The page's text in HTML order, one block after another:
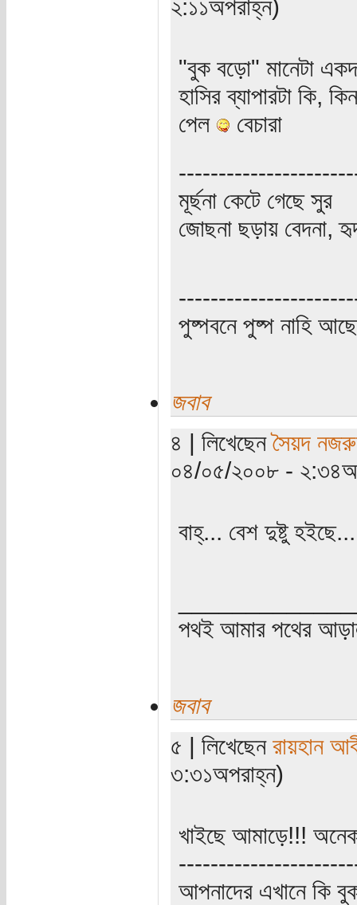
২:১১অপরাহ্ন)
"বুক বড়ো" মানেটা
হাসির ব্যাপারটা কি,
পেল
বেচারা
মূর্ছনা কেটে গেছে সুর
জোছনা ছড়ায় বেদনা,
পুষ্পবনে পুষ্প নাহি
জবাব
৪ | লিখেছেনসৈয়দ
০৪/০৫/২০০৮ -
বাহ্... বেশ দুষ্টু
পথই আমার পথের
জবাব
৫ | লিখেছেন রায়হান
৩:৩১অপরাহ্ন)
খাইছে আমাড়ে!!!
আপনাদের এখানে কি